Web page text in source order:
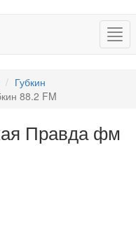
Губкин
88.2 FM
Правда фм